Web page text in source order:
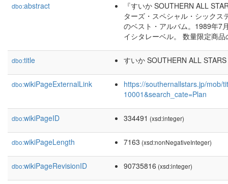
dbo:abstract
『すいか SOUTHERN ALL
ターズ・スペシャル・シック
のベスト・アルバム。1989年7
イシタレーベル。 数量限定商
dbo:title すいか SOUTHERN ALL
dbo:wikiPageExternalLink
https://southernallstars.jp/mob/
10001&search_cate=Plan
dbo:wikiPageID 334491 (xsd:integer)
dbo:wikiPageLength 7163 (xsd:nonNegativeInteger)
dbo:wikiPageRevisionID 90735816 (xsd:integer)